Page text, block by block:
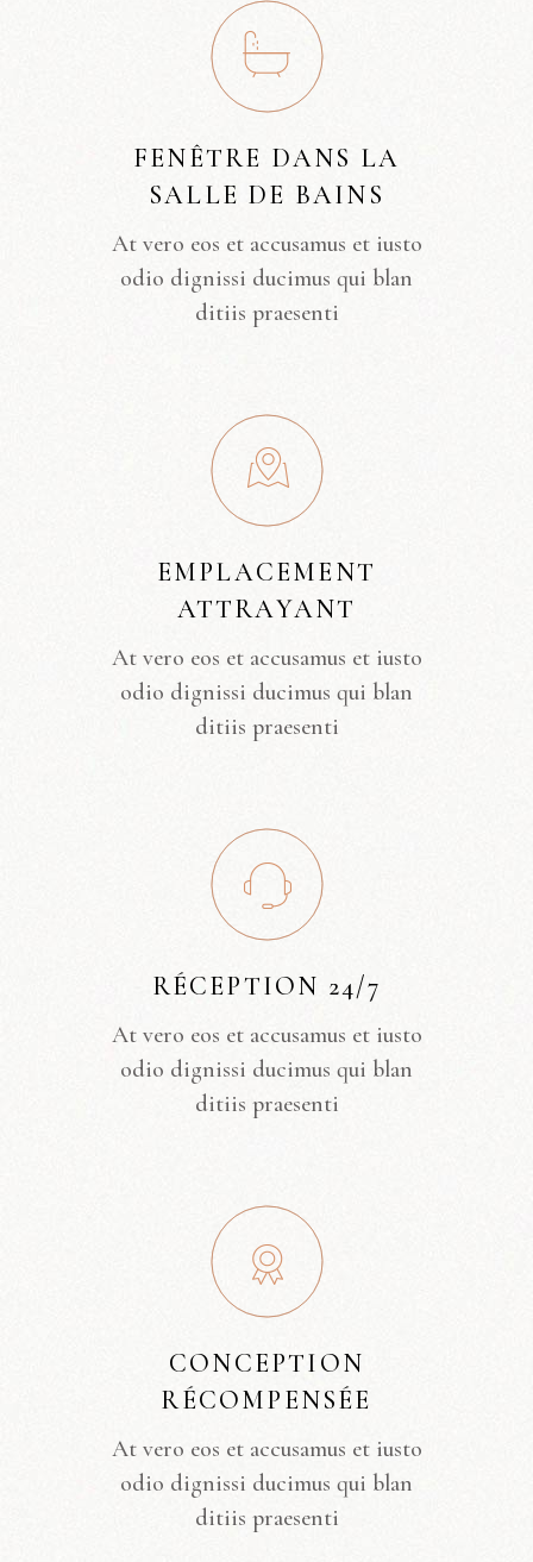
FENÊTRE DANS LA
SALLE DE BAINS
At vero eos et accusamus et iusto
odio dignissi ducimus qui blan
ditiis praesenti
EMPLACEMENT
ATTRAYANT
At vero eos et accusamus et iusto
odio dignissi ducimus qui blan
ditiis praesenti
RÉCEPTION 24/7
At vero eos et accusamus et iusto
odio dignissi ducimus qui blan
ditiis praesenti
CONCEPTION
RÉCOMPENSÉE
At vero eos et accusamus et iusto
odio dignissi ducimus qui blan
ditiis praesenti